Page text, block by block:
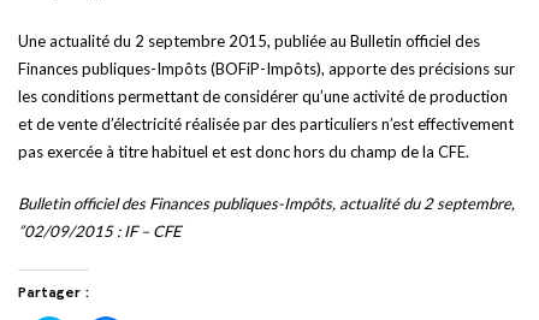
Une actualité du 2 septembre 2015, publiée au Bulletin officiel des
Finances publiques-Impôts (BOFiP-Impôts), apporte des précisions sur
les conditions permettant de considérer qu’une activité de production
et de vente d’électricité réalisée par des particuliers n’est effectivement
pas exercée à titre habituel et est donc hors du champ de la CFE.
Bulletin officiel des Finances publiques-Impôts, actualité du 2 septembre,
”02/09/2015 : IF – CFE
Partager :